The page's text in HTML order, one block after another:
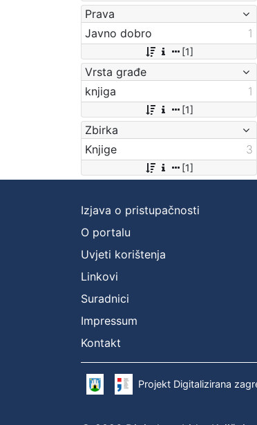
Prava
Javno dobro
1
[1]
Vrsta građe
knjiga
1
[1]
Zbirka
Knjige
3
[1]
Izjava o pristupačnosti
O portalu
Uvjeti korištenja
Linkovi
Suradnici
Impressum
Kontakt
Projekt Digitalizirana